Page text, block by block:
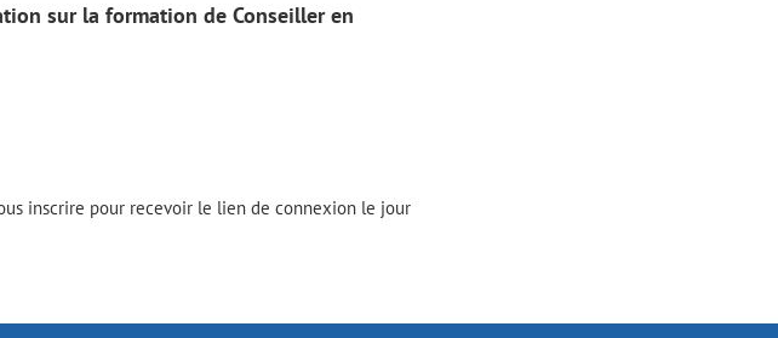
sur la formation de Conseiller en
inscrire pour recevoir le lien de connexion le jour